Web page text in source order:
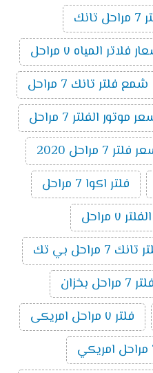
فلاتر المياه ٧ مراحل
شمع فلتر تانك 7 مراحل
موتور الفلتر 7 مراحل
فلتر 7 مراحل 2020
فلتر اكوا 7 مراحل
مراحل
7 مراحل بي تك
فلتر 7 مراحل بخزان
فلتر ٧ مراحل امريكى